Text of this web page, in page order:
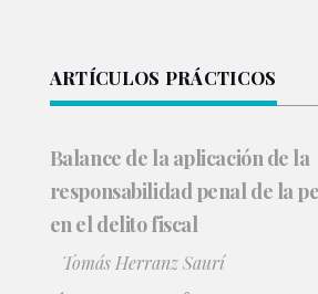
ARTÍCULOS PRÁCTICOS
Balance de la aplicación de la
responsabilidad penal de la
en el delito fiscal
Tomás Herranz Saurí